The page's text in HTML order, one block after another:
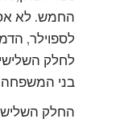
החמש. לא
לספוילר,
לחלק
בני
החלק